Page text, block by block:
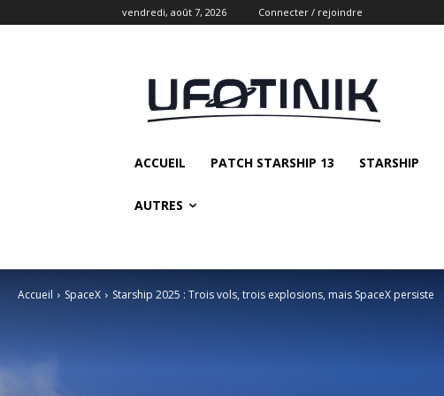
vendredi, août 7, 2026 Connecter / rejoindre
ACCUEIL PATCH STARSHIP 13 STARSHIP
AUTRES
Accueil SpaceX Starship 2025 : Trois vols, trois explosions, mais SpaceX persiste